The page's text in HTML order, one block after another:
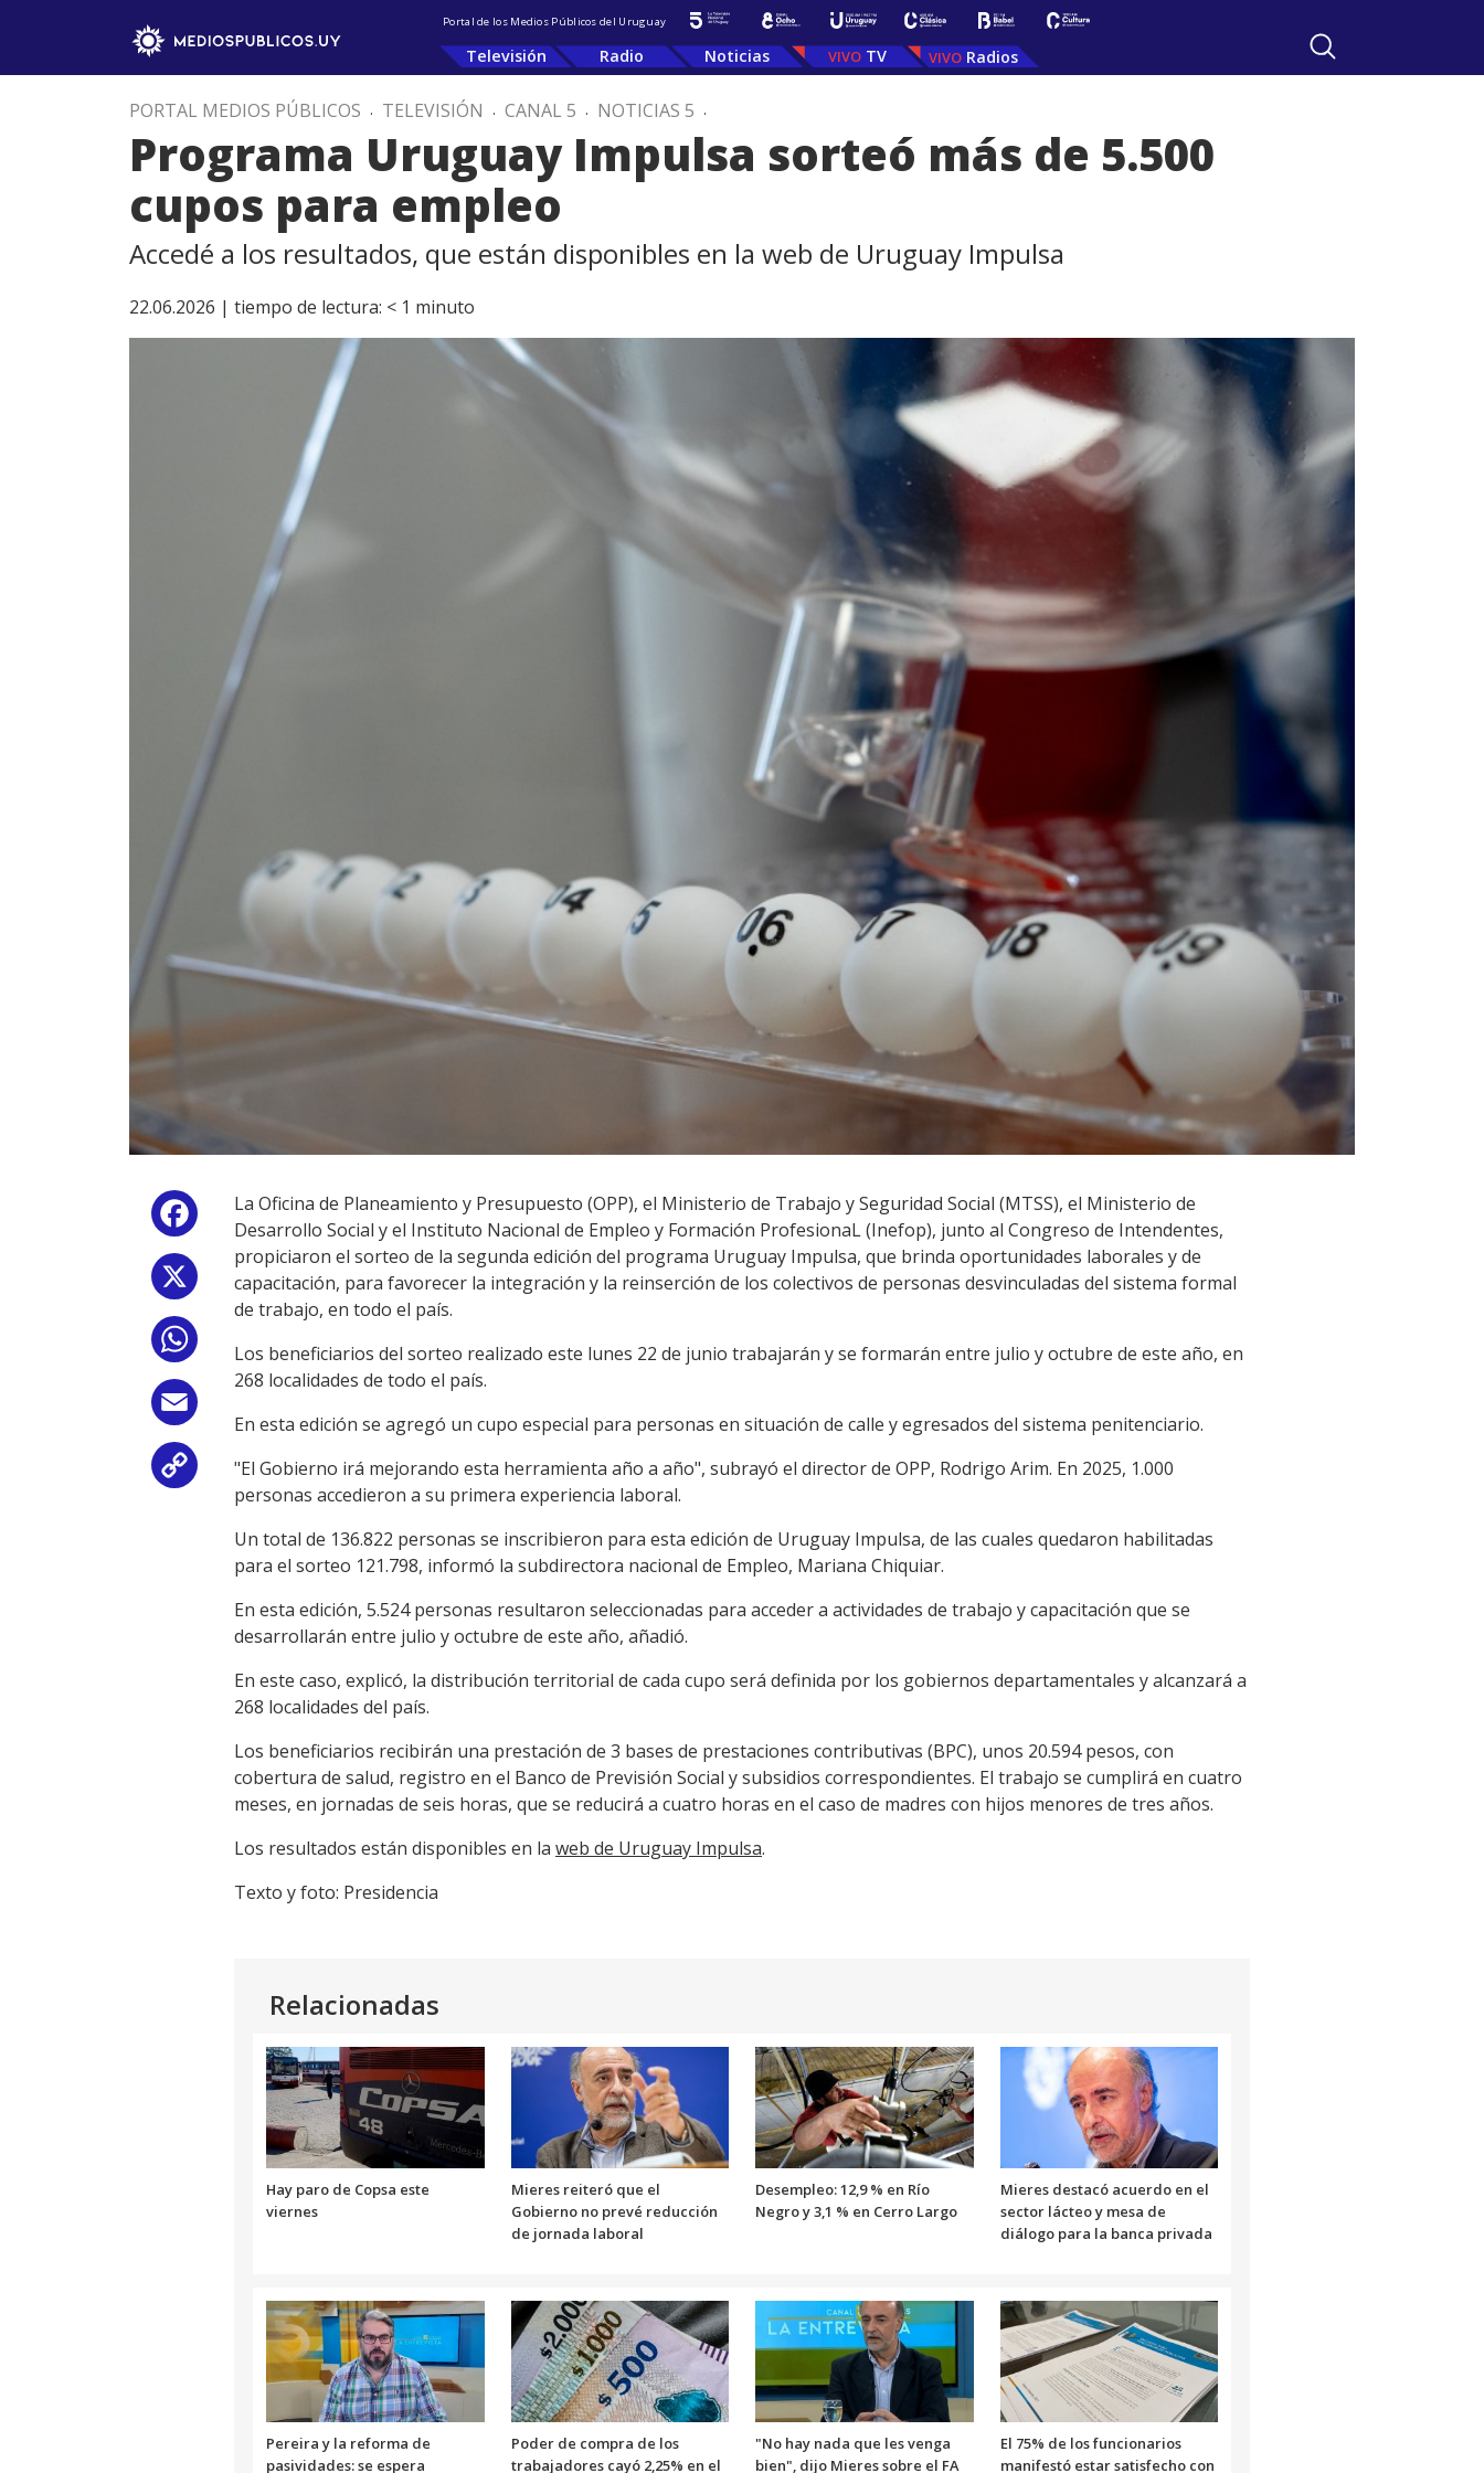
Portal de los Medios Públicos del Uruguay
Televisión Radio Noticias TV Radios
PORTAL MEDIOS PÚBLICOS . TELEVISIÓN . CANAL 5 . NOTICIAS 5 .
Programa Uruguay Impulsa sorteó más de 5.500
cupos para empleo
Accedé a los resultados, que están disponibles en la web de Uruguay Impulsa
22.06.2026 | tiempo de lectura: < 1 minuto
Facebook
WhatsApp
Copy
La Oficina de Planeamiento y Presupuesto (OPP), el Ministerio de Trabajo y Seguridad Social (MTSS), el Ministerio de
Desarrollo Social y el Instituto Nacional de Empleo y Formación ProfesionaL (Inefop), junto al Congreso de Intendentes,
propiciaron el sorteo de la segunda edición del programa Uruguay Impulsa, que brinda oportunidades laborales y de
capacitación, para favorecer la integración y la reinserción de los colectivos de personas desvinculadas del sistema formal
de trabajo, en todo el país.
Los beneficiarios del sorteo realizado este lunes 22 de junio trabajarán y se formarán entre julio y octubre de este año, en
268 localidades de todo el país.
En esta edición se agregó un cupo especial para personas en situación de calle y egresados del sistema penitenciario.
"El Gobierno irá mejorando esta herramienta año a año", subrayó el director de OPP, Rodrigo Arim. En 2025, 1.000
personas accedieron a su primera experiencia laboral.
Un total de 136.822 personas se inscribieron para esta edición de Uruguay Impulsa, de las cuales quedaron habilitadas
para el sorteo 121.798, informó la subdirectora nacional de Empleo, Mariana Chiquiar.
En esta edición, 5.524 personas resultaron seleccionadas para acceder a actividades de trabajo y capacitación que se
desarrollarán entre julio y octubre de este año, añadió.
En este caso, explicó, la distribución territorial de cada cupo será definida por los gobiernos departamentales y alcanzará a
268 localidades del país.
Los beneficiarios recibirán una prestación de 3 bases de prestaciones contributivas (BPC), unos 20.594 pesos, con
cobertura de salud, registro en el Banco de Previsión Social y subsidios correspondientes. El trabajo se cumplirá en cuatro
meses, en jornadas de seis horas, que se reducirá a cuatro horas en el caso de madres con hijos menores de tres años.
Los resultados están disponibles en la web de Uruguay Impulsa.
Texto y foto: Presidencia
Relacionadas
Hay paro de Copsa este
viernes
Mieres reiteró que el
Gobierno no prevé reducción
de jornada laboral
Desempleo: 12,9 % en Río
Negro y 3,1 % en Cerro Largo
Mieres destacó acuerdo en el
sector lácteo y mesa de
diálogo para la banca privada
Pereira y la reforma de
pasividades: se espera
Poder de compra de los
trabajadores cayó 2,25% en el
"No hay nada que les venga
bien", dijo Mieres sobre el FA
El 75% de los funcionarios
manifestó estar satisfecho con